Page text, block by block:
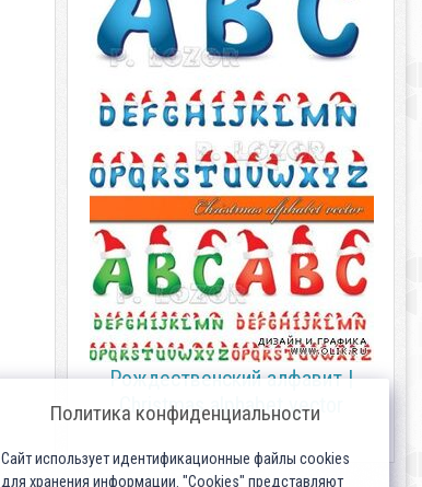
Рождественский алфавит |
Christmas alphabet vector
Политика конфиденциальности
Сайт использует идентификационные файлы cookies
для хранения информации. "Cookies" представляют